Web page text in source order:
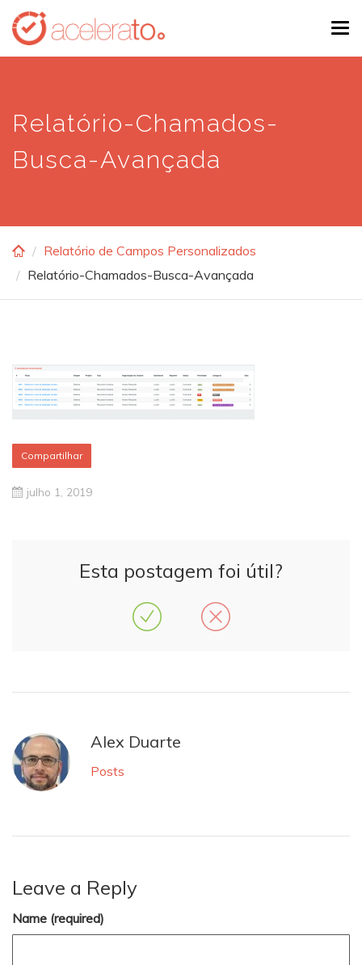
Skip
main
Relatório-Chamados-
Busca-Avançada
Relatório de Campos Personalizados
Relatório-Chamados-Busca-Avançada
Compartilhar
julho 1, 2019
Esta postagem foi útil?
Alex Duarte
Posts
Leave a Reply
Name (required)